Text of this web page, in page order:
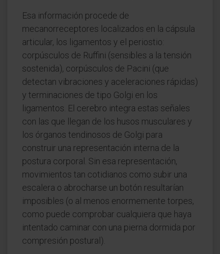
Esa información procede de
mecanorreceptores localizados en la cápsula
articular, los ligamentos y el periostio:
corpúsculos de Ruffini (sensibles a la tensión
sostenida), corpúsculos de Pacini (que
detectan vibraciones y aceleraciones rápidas)
y terminaciones de tipo Golgi en los
ligamentos. El cerebro integra estas señales
con las que llegan de los husos musculares y
los órganos tendinosos de Golgi para
construir una representación interna de la
postura corporal. Sin esa representación,
movimientos tan cotidianos como subir una
escalera o abrocharse un botón resultarían
imposibles (o al menos enormemente torpes,
como puede comprobar cualquiera que haya
intentado caminar con una pierna dormida por
compresión postural).